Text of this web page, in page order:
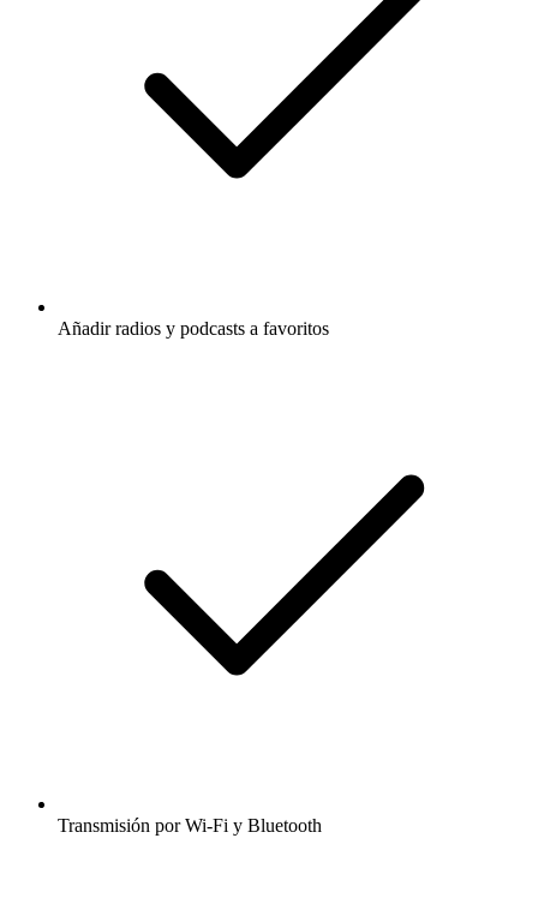
Añadir radios y podcasts a favoritos
Transmisión por Wi-Fi y Bluetooth